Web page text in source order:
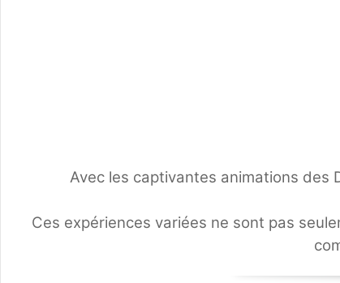
Avec les captivantes animations des
Ces expériences variées ne sont pas